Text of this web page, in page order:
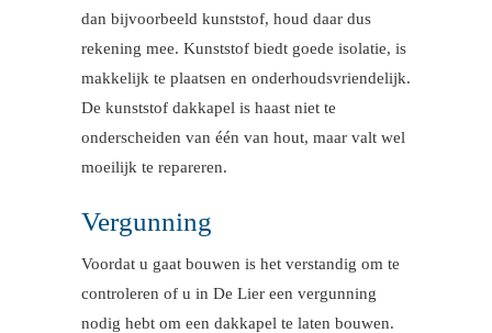
dan bijvoorbeeld kunststof, houd daar dus
rekening mee. Kunststof biedt goede isolatie, is
makkelijk te plaatsen en onderhoudsvriendelijk.
De kunststof dakkapel is haast niet te
onderscheiden van één van hout, maar valt wel
moeilijk te repareren.
Vergunning
Voordat u gaat bouwen is het verstandig om te
controleren of u in De Lier een vergunning
nodig hebt om een dakkapel te laten bouwen.